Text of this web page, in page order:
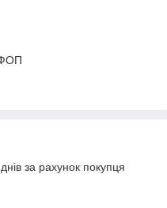
ФОП
за рахунок покупця